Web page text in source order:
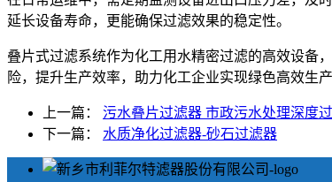
延长设备寿命，更能确保过滤效果的稳定性。
叠片式过滤系统作为化工用水精密过滤的高效设备
险，提升生产效率，助力化工企业实现绿色高效生产
上一篇： 污水叠片过滤器 市政污水处理深度
下一篇： 水质净化过滤器-砂石过滤器